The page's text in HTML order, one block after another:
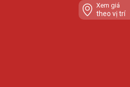
Xem giá
theo vị trí